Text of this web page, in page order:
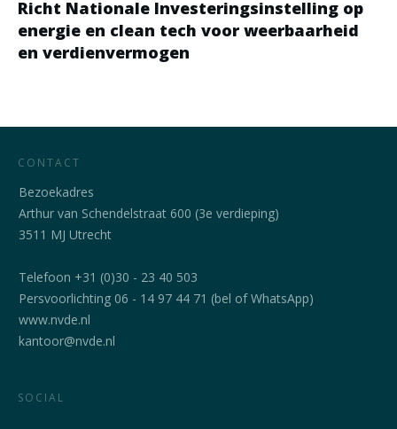
Richt Nationale Investeringsinstelling op
energie en clean tech voor weerbaarheid
en verdienvermogen
CONTACT
Bezoekadres
Arthur van Schendelstraat 600 (3e verdieping)
3511 MJ Utrecht
Telefoon +31 (0)30 - 23 40 503
Persvoorlichting 06 - 14 97 44 71 (bel of WhatsApp)
www.nvde.nl
kantoor@nvde.nl
SOCIAL